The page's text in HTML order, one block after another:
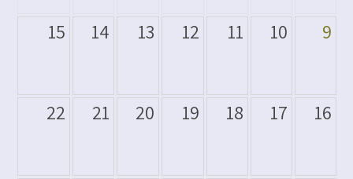
9
10
11
12
13
14
15
16
17
18
19
20
21
22